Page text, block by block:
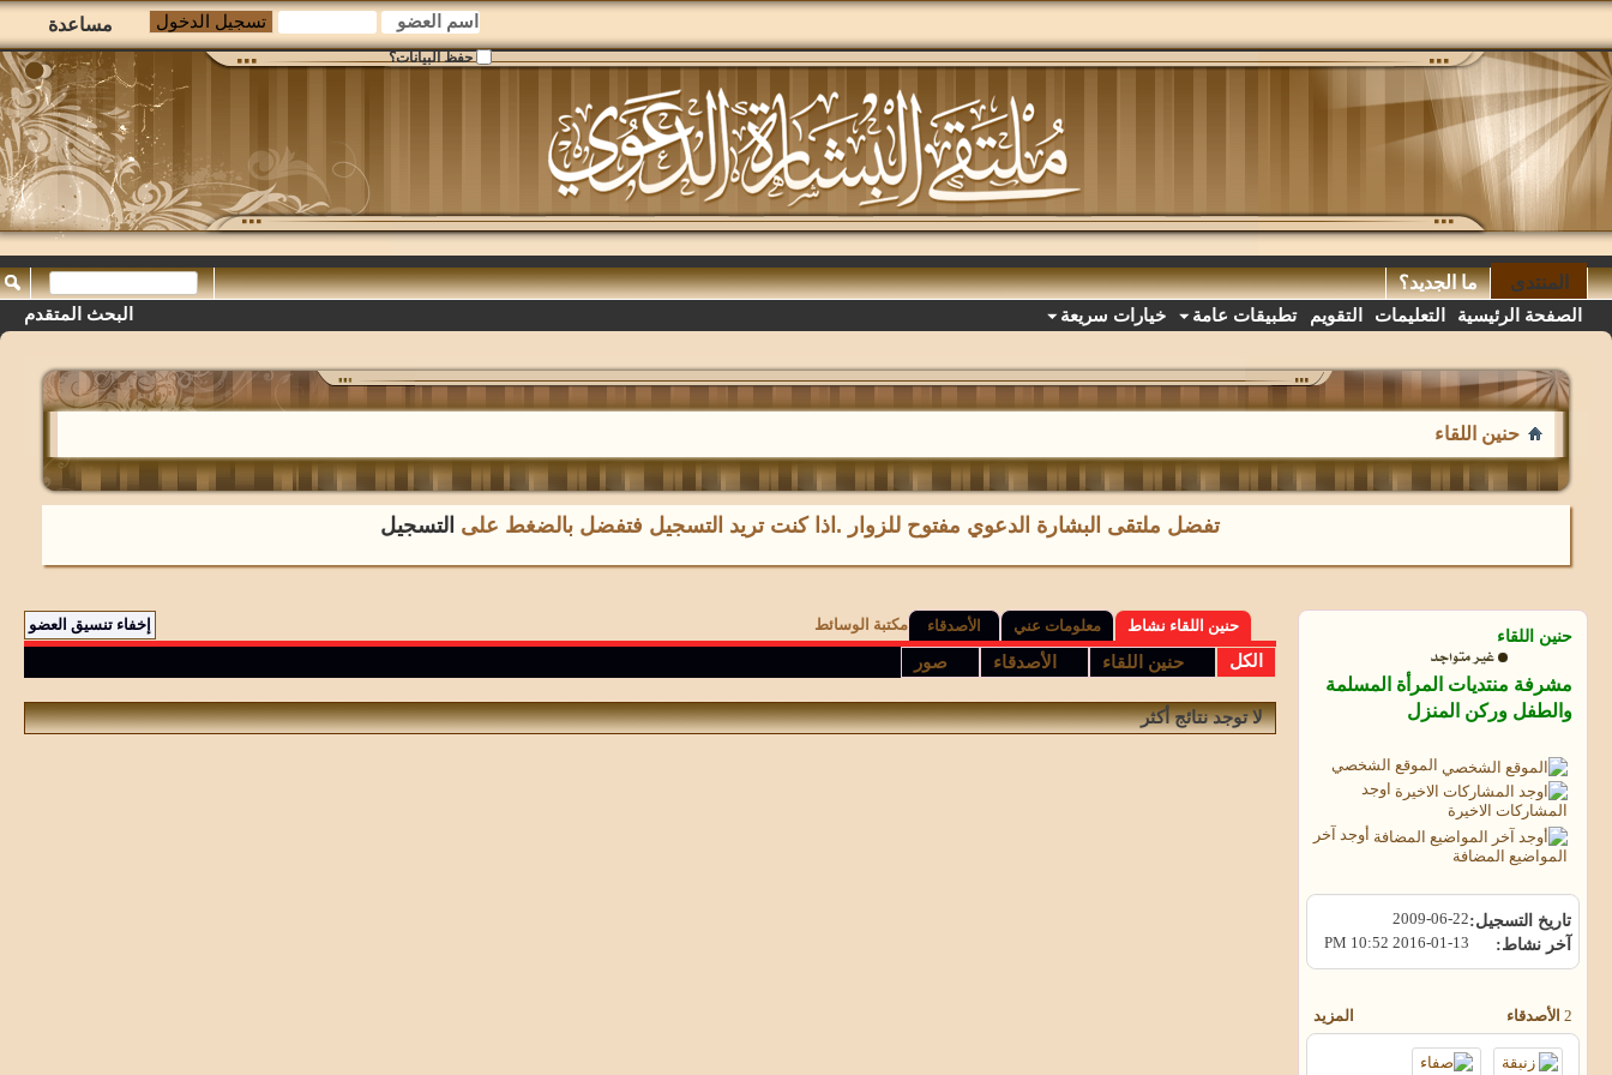
مساعدة
حفظ البيانات؟
المنتدى
الصفحة الرئيسية التعليمات التقويم تطبيقات عامة خيارات سريعة
ما الجديد؟
البحث المتقدم
حنين اللقاء
تفضل ملتقى البشارة الدعوي مفتوح للزوار .اذا كنت تريد التسجيل فتفضل بالضغط على التسجيل
حنين اللقاء
مشرفة منتديات المرأة المسلمة
والطفل وركن المنزل
الموقع الشخصي
اوجد
المشاركات الاخيرة
أوجد آخر
المواضيع المضافة
تاريخ التسجيل 2009-06-22
آخر نشاط 2016-01-13
10:52 PM
المزيد 2 الأصدقاء
حنين اللقاء نشاط معلومات عني الأصدقاء مكتبة الوسائط
الكل حنين اللقاء الأصدقاء صور
لا توجد نتائج أكثر